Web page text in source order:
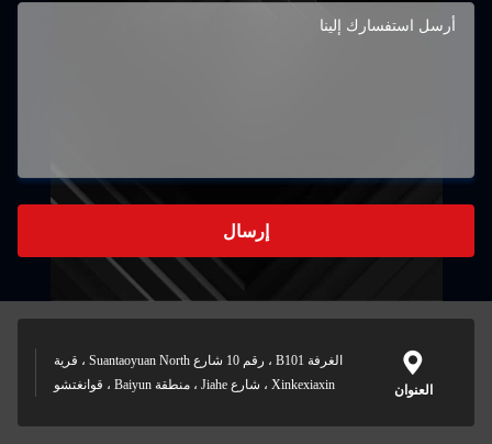
إرسال
العنوان
الغرفة B101 ، رقم 10 شارع Suantaoyuan North ، قرية
Xinkexiaxin ، شارع Jiahe ، منطقة Baiyun ، قوانغتشو